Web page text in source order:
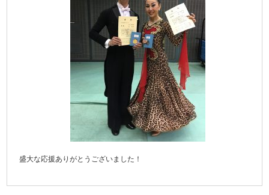
盛大な応援ありがとうございました！